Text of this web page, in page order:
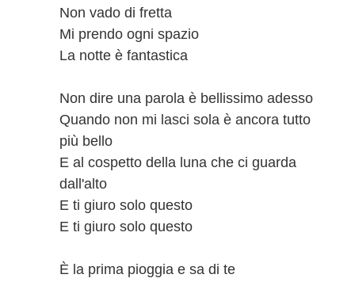
Non vado di fretta
Mi prendo ogni spazio
La notte è fantastica
Non dire una parola è bellissimo adesso
Quando non mi lasci sola è ancora tutto
più bello
E al cospetto della luna che ci guarda
dall'alto
E ti giuro solo questo
E ti giuro solo questo
È la prima pioggia e sa di te